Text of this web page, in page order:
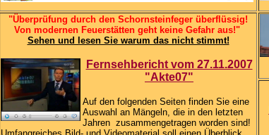
"Überprüfung durch den Schornsteinfeger überflüssig!
Von modernen Feuerstätten geht keine Gefahr aus!"
Sehen und lesen Sie warum das nicht stimmt!
Fernsehbericht vom 27.11.2007
"Akte07"
Auf den folgenden Seiten finden Sie eine
Auswahl an Mängeln, die in den letzten
Jahren zusammengetragen worden sind!